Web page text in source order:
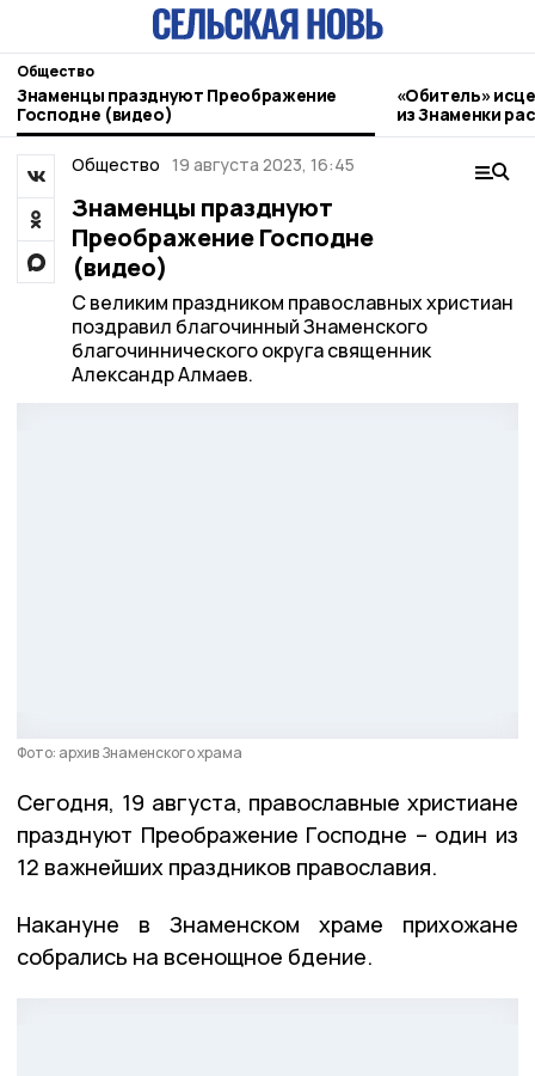
Общество
Знаменцы празднуют Преображение
Господне (видео)
«Обитель»
из Знаменки
Общество 19 августа 2023, 16:45
Знаменцы празднуют
Преображение Господне
(видео)
С великим праздником православных христиан
поздравил благочинный Знаменского
благочиннического округа священник
Александр Алмаев.
Фото: архив Знаменского храма
Сегодня, 19 августа, православные христиане
празднуют Преображение Господне – один из
12 важнейших праздников православия.
Накануне в Знаменском храме прихожане
собрались на всенощное бдение.